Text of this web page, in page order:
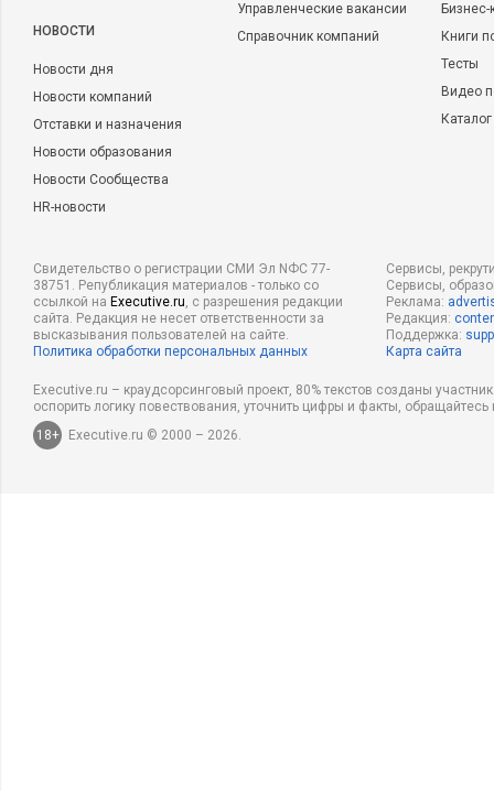
НОВОСТИ
Новости дня
Новости компаний
Отставки и назначения
Новости образования
Новости Сообщества
HR-новости
Управленческие вакансии
Справочник компаний
Книги
Тесты
Видео
Свидетельство о регистрации СМИ Эл NФС 77-
38751. Републикация материалов - только со
ссылкой на Executive.ru, с разрешения редакции
сайта. Редакция не несет ответственности за
высказывания пользователей на сайте.
Политика обработки персональных данных
Сервисы,
Сервисы,
Реклама:
Редакция:
Поддержка:
Карта сайта
Executive.ru – краудсорсинговый проект, 80% текстов созданы
оспорить логику повествования, уточнить цифры и факты,
18+
Executive.ru © 2000 – 2026.